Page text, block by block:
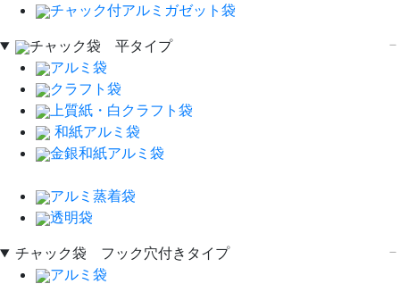
チャック付アルミガゼット袋
チャック袋 平タイプ
アルミ袋
クラフト袋
上質紙・白クラフト袋
和紙アルミ袋
金銀和紙アルミ袋
アルミ蒸着袋
透明袋
チャック袋 フック穴付きタイプ
アルミ袋